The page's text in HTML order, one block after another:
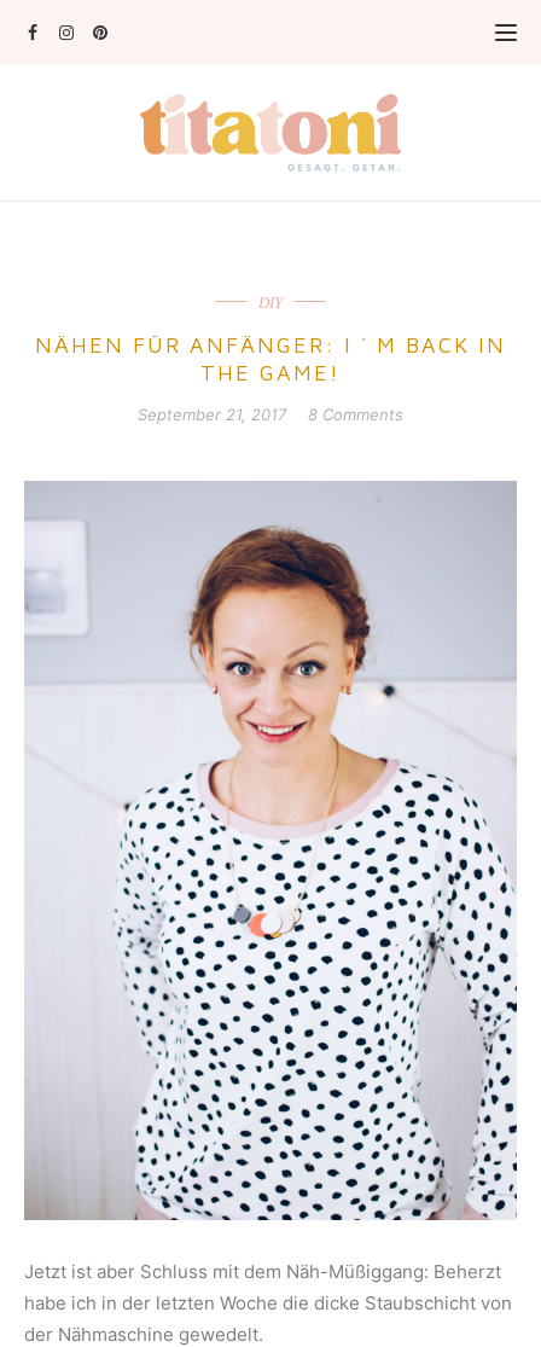
DIY
NÄHEN FÜR ANFÄNGER: I ´ M BACK IN
THE GAME!
September 21, 2017 8 Comments
Jetzt ist aber Schluss mit dem Näh-Müßiggang: Beherzt
habe ich in der letzten Woche die dicke Staubschicht von
der Nähmaschine gewedelt.